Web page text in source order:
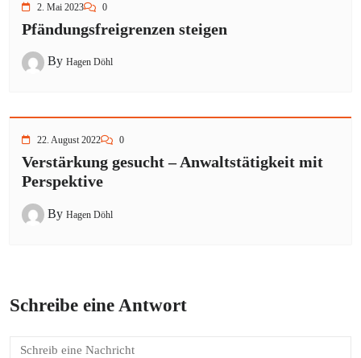
2. Mai 2023 0
Pfändungsfreigrenzen steigen
By Hagen Döhl
22. August 2022 0
Verstärkung gesucht – Anwaltstätigkeit mit
Perspektive
By Hagen Döhl
Schreibe eine Antwort